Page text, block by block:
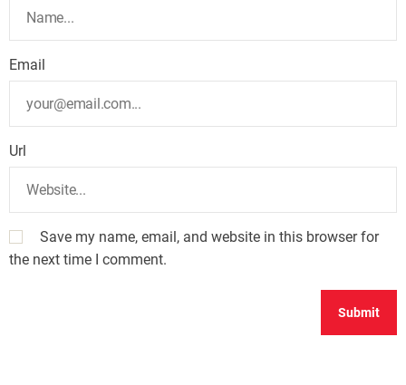
Email
Url
Save my name, email, and website in this browser for
the next time I comment.